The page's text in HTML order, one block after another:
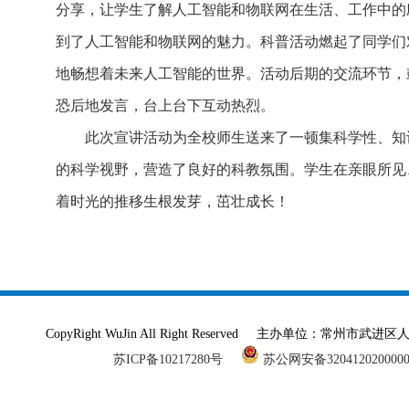
分享，让学生了解人工智能和物联网在生活、工作中
到了人工智能和物联网的魅力。科普活动燃起了同学
地畅想着未来人工智能的世界。活动后期的交流环节
恐后地发言，台上台下互动热烈。
此次宣讲活动为全校师生送来了一顿集科学性、
的科学视野，营造了良好的科教氛围。学生在亲眼所
着时光的推移生根发芽，茁壮成长！
CopyRight WuJin All Right Reserved 主办单位：常州市武进
苏ICP备10217280号
苏公网安备